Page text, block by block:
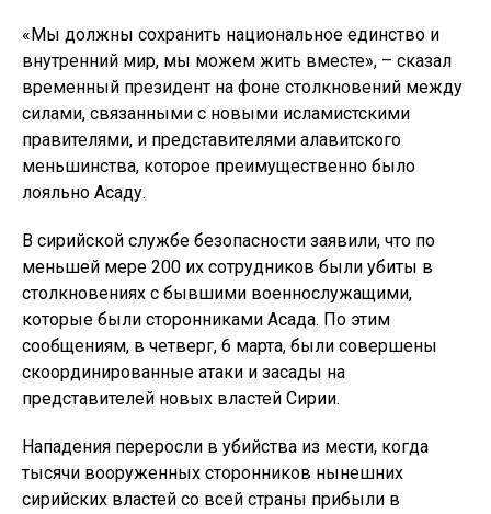
«Мы должны сохранить национальное единство и
внутренний мир, мы можем жить вместе», – сказал
временный президент на фоне столкновений между
силами, связанными с новыми исламистскими
правителями, и представителями алавитского
меньшинства, которое преимущественно было
лояльно Асаду.
В сирийской службе безопасности заявили, что по
меньшей мере 200 их сотрудников были убиты в
столкновениях с бывшими военнослужащими,
которые были сторонниками Асада. По этим
сообщениям, в четверг, 6 марта, были совершены
скоординированные атаки и засады на
представителей новых властей Сирии.
Нападения переросли в убийства из мести, когда
тысячи вооруженных сторонников нынешних
сирийских властей со всей страны прибыли в